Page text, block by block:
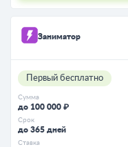
Заниматор
Первый бесплатно
Сумма
до 100 000 ₽
Срок
до 365 дней
Ставка